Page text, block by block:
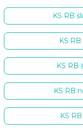
KS RB
KS
KS RB
KS RB
KS